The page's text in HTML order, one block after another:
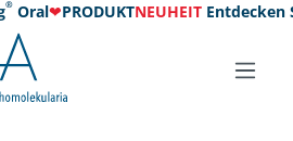
Oral❤PRODUKTNEUHEIT Entdecken